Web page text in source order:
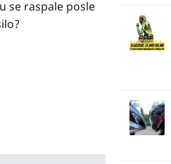
se raspale posle